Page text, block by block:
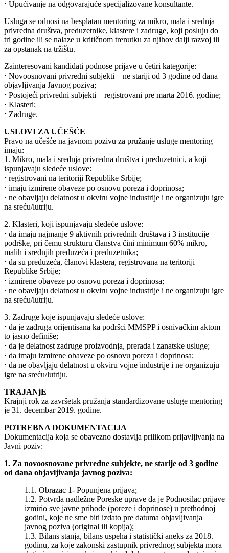
⋅ Upućivanje na odgovarajuće specijalizovane konsultante.
Usluga se odnosi na besplatan mentoring za mikro, mala i srednja
privredna društva, preduzetnike, klastere i zadruge, koji posluju do
tri godine ili se nalaze u kritičnom trenutku za njihov dalji razvoj ili
za opstanak na tržištu.
Zainteresovani kandidati podnose prijave u četiri kategorije:
⋅ Novoosnovani privredni subjekti – ne stariji od 3 godine od dana
objavljivanja Javnog poziva;
⋅ Postojeći privredni subjekti – registrovani pre marta 2016. godine;
⋅ Klasteri;
⋅ Zadruge.
USLOVI ZA UČEŠĆE
Pravo na učešće na javnom pozivu za pružanje usluge mentoring
imaju:
1. Mikro, mala i srednja privredna društva i preduzetnici, a koji
ispunjavaju sledeće uslove:
⋅ registrovani na teritoriji Republike Srbije;
⋅ imaju izmirene obaveze po osnovu poreza i doprinosa;
⋅ ne obavljaju delatnost u okviru vojne industrije i ne organizuju igre
na sreću/lutriju.
2. Klasteri, koji ispunjavaju sledeće uslove:
⋅ da imaju najmanje 9 aktivnih privrednih društava i 3 institucije
podrške, pri čemu strukturu članstva čini minimum 60% mikro,
malih i srednjih preduzeća i preduzetnika;
⋅ da su preduzeća, članovi klastera, registrovana na teritoriji
Republike Srbije;
⋅ izmirene obaveze po osnovu poreza i doprinosa;
⋅ ne obavljaju delatnost u okviru vojne industrije i ne organizuju igre
na sreću/lutriju.
3. Zadruge koje ispunjavaju sledeće uslove:
⋅ da je zadruga orijentisana ka podršci MMSPP i osnivačkim aktom
to jasno definiše;
⋅ da je delatnost zadruge proizvodnja, prerada i zanatske usluge;
⋅ da imaju izmirene obaveze po osnovu poreza i doprinosa;
⋅ da ne obavljaju delatnost u okviru vojne industrije i ne organizuju
igre na sreću/lutriju.
TRAJANjE
Krajnji rok za završetak pružanja standardizovane usluge mentoring
je 31. decembar 2019. godine.
POTREBNA DOKUMENTACIJA
Dokumentacija koja se obavezno dostavlja prilikom prijavljivanja na
Javni poziv:
1. Za novoosnovane privredne subjekte, ne starije od 3 godine
od dana objavljivanja javnog poziva:
1.1. Obrazac 1- Popunjena prijava;
1.2. Potvrda nadležne Poreske uprave da je Podnosilac prijave
izmirio sve javne prihode (poreze i doprinose) u prethodnoj
godini, koje ne sme biti izdato pre datuma objavljivanja
javnog poziva (original ili kopija);
1.3. Bilans stanja, bilans uspeha i statistički aneks za 2018.
godinu, za koje zakonski zastupnik privrednog subjekta mora